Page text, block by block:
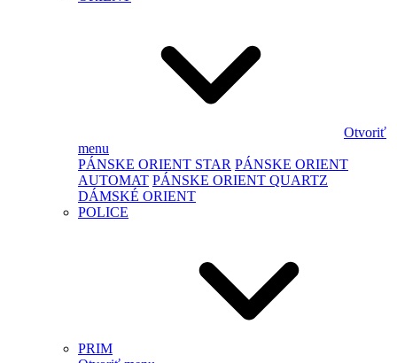
Otvoriť
menu
PÁNSKE ORIENT STAR PÁNSKE ORIENT
AUTOMAT PÁNSKE ORIENT QUARTZ
DÁMSKÉ ORIENT
POLICE
PRIM